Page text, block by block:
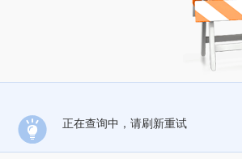
正在查询中，请刷新重试